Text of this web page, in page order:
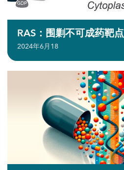
RAS：围剿不可成药靶点
2024年6月18